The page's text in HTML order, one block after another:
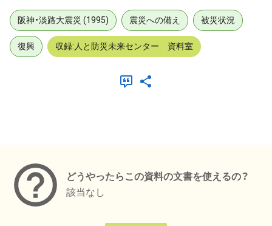
阪神・淡路大震災 (1995) 震災への備え 被災状況
復興 収録:人と防災未来センター 資料室
どうやったらこの資料の文書を使えるの？
該当なし